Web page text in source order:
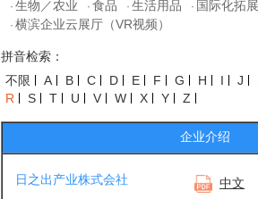
· 生物／农业 · 食品 · 生活用品 · 国际化拓展
· 横滨企业云展厅（VR视频）
拼音检索：
不限
A B C D E F G H I J
R
S T U V W X Y Z
企业介绍
日之出产业株式会社 中文